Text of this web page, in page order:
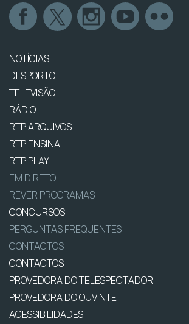
NOTÍCIAS
DESPORTO
TELEVISÃO
RÁDIO
RTP ARQUIVOS
RTP ENSINA
RTP PLAY
EM DIRETO
REVER PROGRAMAS
CONCURSOS
PERGUNTAS FREQUENTES
CONTACTOS
CONTACTOS
PROVEDORA DO TELESPECTADOR
PROVEDORA DO OUVINTE
ACESSIBILIDADES